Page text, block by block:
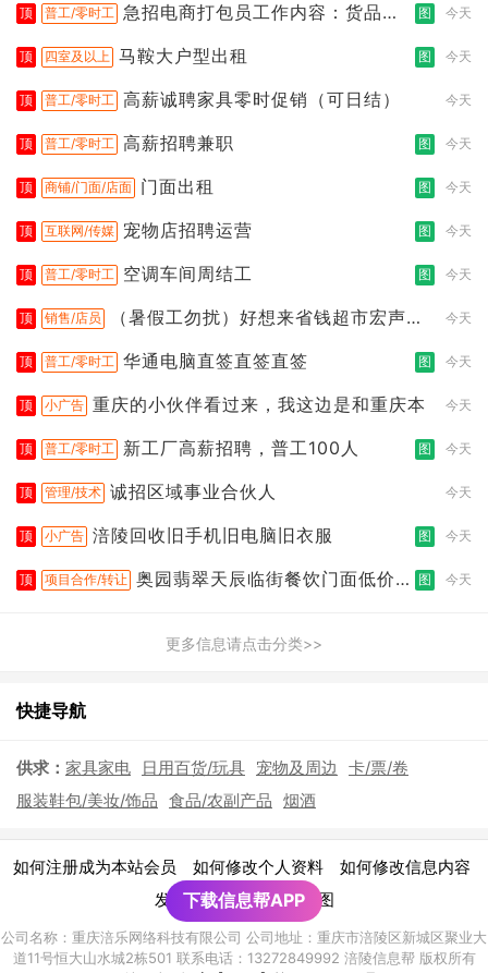
顶 普工/零时工 急招电商打包员工作内容：货品分
图 今天
顶 四室及以上 马鞍大户型出租 图 今天
顶 普工/零时工 高薪诚聘家具零时促销（可日结） 今天
顶 普工/零时工 高薪招聘兼职 图 今天
顶 商铺/门面/店面 门面出租 图 今天
顶 互联网/传媒 宠物店招聘运营 图 今天
顶 普工/零时工 空调车间周结工 图 今天
顶 销售/店员
（暑假工勿扰）好想来省钱超市宏声桥
今天
顶 普工/零时工 华通电脑直签直签直签 图 今天
顶 小广告 重庆的小伙伴看过来，我这边是和重庆本 今天
顶 普工/零时工 新工厂高薪招聘，普工100人 图 今天
顶 管理/技术 诚招区域事业合伙人 今天
顶 小广告 涪陵回收旧手机旧电脑旧衣服 图 今天
顶 项目合作/转让 奥园翡翠天辰临街餐饮门面低价转
图 今天
更多信息请点击分类>>
快捷导航
供求： 家具家电 日用百货/玩具 宠物及周边
卡/票/卷
服装鞋包/美妆/饰品 食品/农副产品 烟酒
如何注册成为本站会员 如何修改个人资料 如何修改信息内容
发布广告须知 | 网站地图
公司名称：重庆涪乐网络科技有限公司 公司地址：重庆市涪陵区新城区聚业大
道11号恒大山水城2栋501 联系电话：13272849992 涪陵信息帮 版权所有
下载信息帮APP